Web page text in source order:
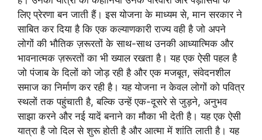
लिए प्रेरणा बन जाती हैं। इस योजना के माध्यम से, मान सरकार ने
साबित कर दिया है कि एक कल्याणकारी राज्य वही है जो अपने
लोगों की भौतिक ज़रूरतों के साथ-साथ उनकी आध्यात्मिक और
भावनात्मक ज़रूरतों का भी ख्याल रखता है। यह एक ऐसी पहल है
जो पंजाब के दिलों को जोड़ रही है और एक मजबूत, संवेदनशील
समाज का निर्माण कर रही है। यह योजना न केवल लोगों को पवित्र
स्थलों तक पहुंचाती है, बल्कि उन्हें एक-दूसरे से जुड़ने, अनुभव
साझा करने और नई यादें बनाने का मौका भी देती है। यह एक ऐसी
यात्रा है जो दिल से शुरू होती है और आत्मा में शांति लाती है। यह